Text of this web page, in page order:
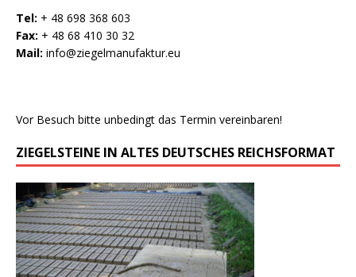
Tel: + 48 698 368 603
Fax: + 48 68 410 30 32
Mail: info@ziegelmanufaktur.eu
Vor Besuch bitte unbedingt das Termin vereinbaren!
ZIEGELSTEINE IN ALTES DEUTSCHES REICHSFORMAT